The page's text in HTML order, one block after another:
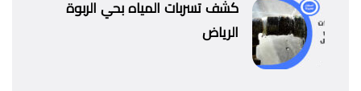
كشف تسربات المياه بحي الربوة
الرياض